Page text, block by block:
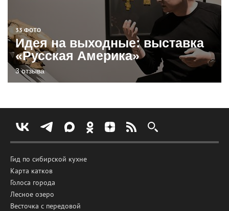
33 ФОТО
Идея на выходные: выставка
«Русская Америка»
3 отзыва
Гид по сибирской кухне
Карта катков
Голоса города
Лесное озеро
Весточка с передовой